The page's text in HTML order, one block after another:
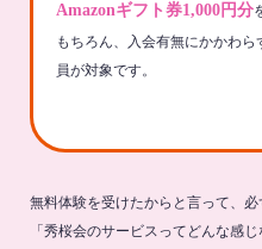
Amazonギフト券1,000円分
もちろん、入会有無にかかわ
員が対象です。
無料体験を受けたからと言って、
「秀桜会のサービスってどんな感じ